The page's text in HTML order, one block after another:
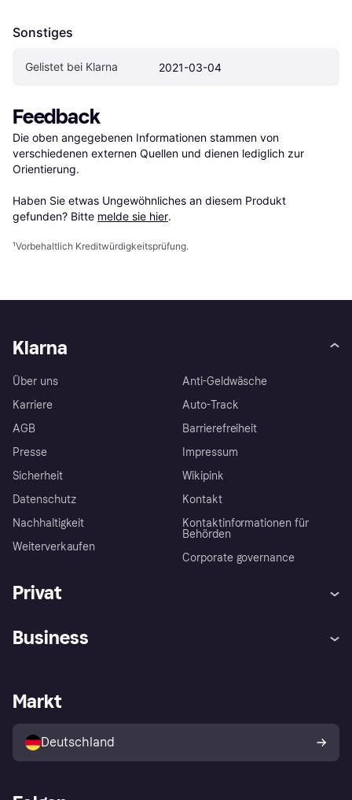
Sonstiges
Gelistet bei Klarna 2021-03-04
Feedback
Die oben angegebenen Informationen stammen von
verschiedenen externen Quellen und dienen lediglich zur
Orientierung.
Haben Sie etwas Ungewöhnliches an diesem Produkt
gefunden? Bitte melde sie hier.
¹Vorbehaltlich Kreditwürdigkeitsprüfung.
Klarna
Über uns
Karriere
AGB
Presse
Sicherheit
Datenschutz
Nachhaltigkeit
Weiterverkaufen
Anti-Geldwäsche
Auto-Track
Barrierefreiheit
Impressum
Wikipink
Kontakt
Kontaktinformationen für
Behörden
Corporate governance
Privat
Klarna App
Shops entdecken
Käuferschutzrichtlinie
Dein Widerrufsrecht
Business
Händlerportal
Markt
Deutschland